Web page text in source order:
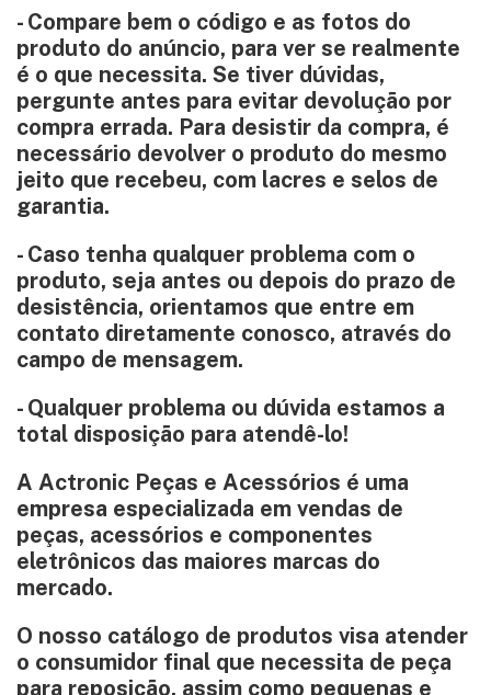
- Compare bem o código e as fotos do
produto do anúncio, para ver se realmente
é o que necessita. Se tiver dúvidas,
pergunte antes para evitar devolução por
compra errada. Para desistir da compra, é
necessário devolver o produto do mesmo
jeito que recebeu, com lacres e selos de
garantia.
- Caso tenha qualquer problema com o
produto, seja antes ou depois do prazo de
desistência, orientamos que entre em
contato diretamente conosco, através do
campo de mensagem.
- Qualquer problema ou dúvida estamos a
total disposição para atendê-lo!
A Actronic Peças e Acessórios é uma
empresa especializada em vendas de
peças, acessórios e componentes
eletrônicos das maiores marcas do
mercado.
O nosso catálogo de produtos visa atender
o consumidor final que necessita de peça
para reposição, assim como pequenas e